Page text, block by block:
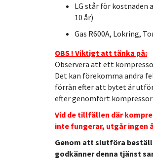
LG står för kostnaden
10 år)
Gas R600A, Lokring,
OBS ! Viktigt att tänka på:
Observera att ett
Det kan förekomma andra
förrän efter att bytet är
efter genomfört
Vid de tillfällen där
inte fungerar, utgår ingen
Genom att slutföra
godkänner denna tjänst